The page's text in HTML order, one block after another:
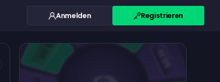
Anmelden Registrieren
$5.00
$0.10 $5.00